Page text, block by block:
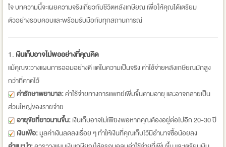
ใจ บทความนี้จะเผยความจริงเกี่ยวกับชีวิตหลังเกษียณ เพื่อให้คุณได้เตรียม
ตัวอย่างรอบคอบและพร้อมรับมือกับทุกสถานการณ์
1. เงินเก็บอาจไม่พออย่างที่คุณคิด
แม้คุณจะวางแผนการออมอย่างดี แต่ในความเป็นจริง ค่าใช้จ่ายหลังเกษียณมักสูง
กว่าที่คาดไว้
ค่ารักษาพยาบาล:ค่าใช้จ่ายทางการแพทย์เพิ่มขึ้นตามอายุ และอาจกลายเป็น
ส่วนใหญ่ของรายจ่าย
อายุขัยที่ยาวนานขึ้น:เงินเก็บอาจไม่เพียงพอหากคุณต้องอยู่ต่อไปอีก 20-30 ปี
เงินเฟ้อ:มูลค่าเงินลดลงเรื่อย ๆ ทำให้เงินที่คุณเก็บไว้มีอำนาจซื้อน้อยลง